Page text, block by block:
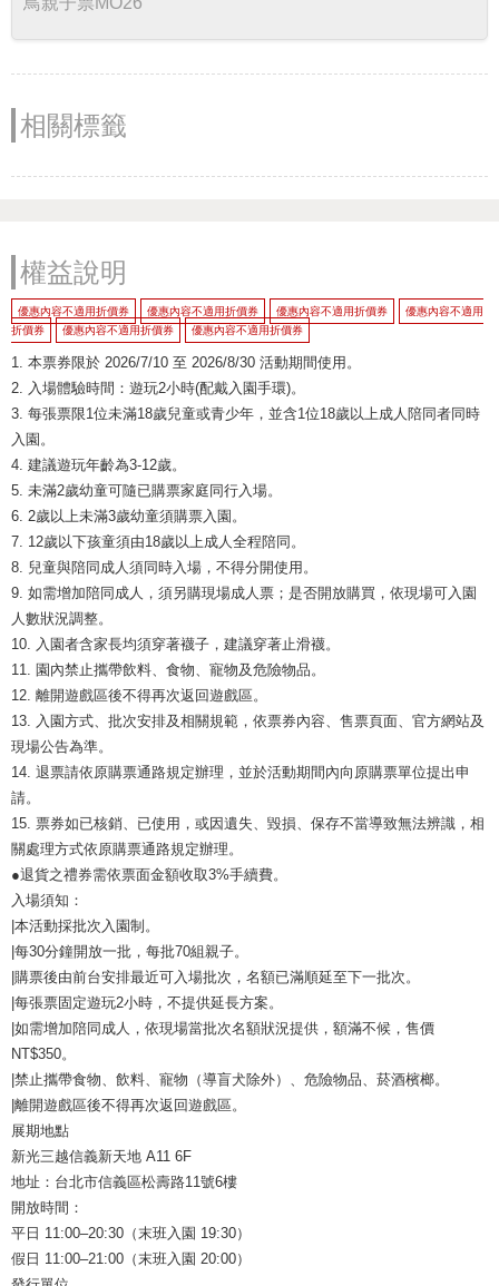
相關標籤
權益說明
優惠內容不適用折價券 優惠內容不適用折價券 優惠內容不適用折價券
優惠內容不適用
折價券
優惠內容不適用折價券 優惠內容不適用折價券
1. 本票券限於 2026/7/10 至 2026/8/30 活動期間使用。
2. 入場體驗時間：遊玩2小時(配戴入園手環)。
3. 每張票限1位未滿18歲兒童或青少年，並含1位18歲以上成人陪同者同時
入園。
4. 建議遊玩年齡為3-12歲。
5. 未滿2歲幼童可隨已購票家庭同行入場。
6. 2歲以上未滿3歲幼童須購票入園。
7. 12歲以下孩童須由18歲以上成人全程陪同。
8. 兒童與陪同成人須同時入場，不得分開使用。
9. 如需增加陪同成人，須另購現場成人票；是否開放購買，依現場可入園
人數狀況調整。
10. 入園者含家長均須穿著襪子，建議穿著止滑襪。
11. 園內禁止攜帶飲料、食物、寵物及危險物品。
12. 離開遊戲區後不得再次返回遊戲區。
13. 入園方式、批次安排及相關規範，依票券內容、售票頁面、官方網站及
現場公告為準。
14. 退票請依原購票通路規定辦理，並於活動期間內向原購票單位提出申
請。
15. 票券如已核銷、已使用，或因遺失、毀損、保存不當導致無法辨識，相
關處理方式依原購票通路規定辦理。
●退貨之禮券需依票面金額收取3%手續費。
入場須知：
|本活動採批次入園制。
|每30分鐘開放一批，每批70組親子。
|購票後由前台安排最近可入場批次，名額已滿順延至下一批次。
|每張票固定遊玩2小時，不提供延長方案。
|如需增加陪同成人，依現場當批次名額狀況提供，額滿不候，售價
NT$350。
|禁止攜帶食物、飲料、寵物（導盲犬除外）、危險物品、菸酒檳榔。
|離開遊戲區後不得再次返回遊戲區。
展期地點
新光三越信義新天地 A11 6F
地址：台北市信義區松壽路11號6樓
開放時間：
平日 11:00–20:30（末班入園 19:30）
假日 11:00–21:00（末班入園 20:00）